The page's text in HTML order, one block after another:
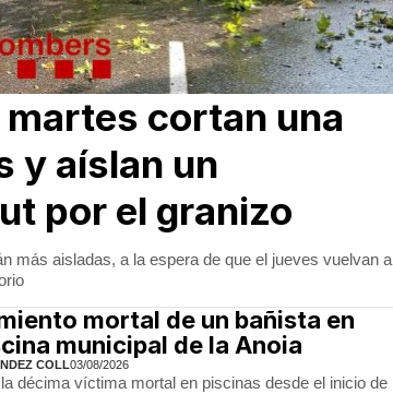
cortan una
y aíslan un
por el granizo
más aisladas, a la espera de que el jueves vuelvan a
mortal de un bañista en
municipal de la Anoia
COLL03/08/2026
décima víctima mortal en piscinas desde el inicio de